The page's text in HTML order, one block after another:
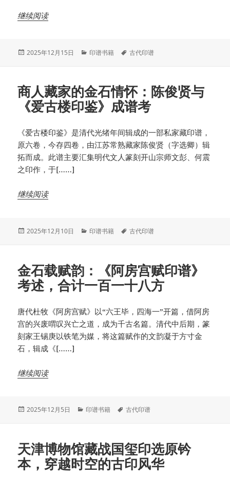
继续阅读
发
2025年12月15日
分
印谱书籍
标
古代印谱
商人藏家的金石情怀：陈俊贤与
《爱古楼印鉴》成谱考
《爱古楼印鉴》是清代光绪年间辑成的一部私家藏印谱，
原六卷，今存四卷，由江苏常熟藏家陈俊贤（字选卿）辑
拓而成。此谱主要汇集明代文人篆刻开山宗师文彭、何震
之印作，于[……]
继续阅读
发
2025年12月10日
分
印谱书籍
标
古代印谱
金石载赋韵：《阿房宫赋印谱》
考述，合计一百一十八方
唐代杜牧《阿房宫赋》以“六王毕，四海一”开篇，借阿房
宫的兴废喟叹兴亡之道，成为千古名篇。清代中后期，篆
刻家王锡庚以铁笔为媒，将这篇赋作的文韵凝于方寸金
石，辑成《[……]
继续阅读
发
2025年12月5日
分
印谱书籍
标
古代印谱
天津博物馆藏战国玺印选原钤
本，穿越时空的古印风华